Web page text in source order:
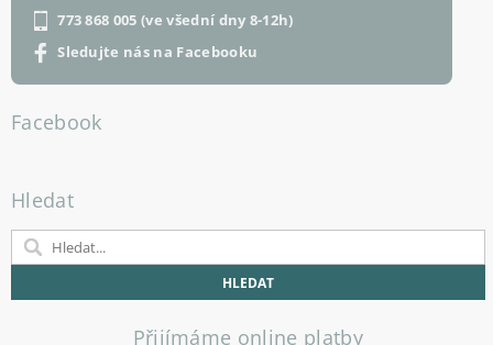
773 868 005 (ve všední dny 8-12h)
Sledujte nás na Facebooku
Facebook
Hledat
Přijímáme online platby